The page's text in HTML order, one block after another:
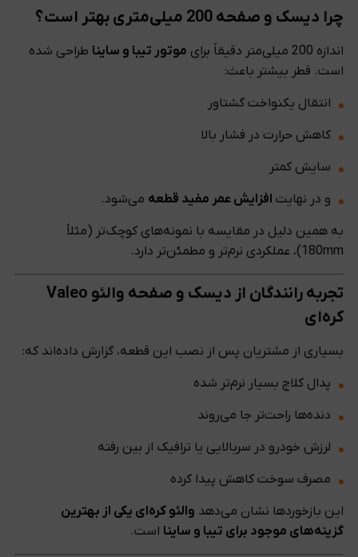
چرا دیسک و صفحه 200 میلی‌متری بهتر است؟
اندازه 200 میلی‌متر دقیقاً برای موتور تیبا و ساینا طراحی شده
است. قطر بیشتر باعث:
انتقال یکنواخت گشتاور
کاهش حرارت در فشار بالا
سایش کمتر
و در نهایت افزایش عمر مفید قطعه می‌شود.
به همین دلیل در مقایسه با نمونه‌های کوچک‌تر (مثلاً
180mm)، عملکردی نرم‌تر و مطمئن‌تر دارد.
تجربه رانندگان از دیسک و صفحه والئو Valeo
کره‌ای
بسیاری از مشتریان پس از نصب این قطعه، گزارش داده‌اند که:
پدال کلاچ بسیار نرم‌تر شده
دنده‌ها راحت‌تر جا می‌روند
لرزش خودرو در سربالایی یا ترافیک از بین رفته
مصرف سوخت کاهش پیدا کرده
این بازخوردها نشان می‌دهد والئو کره‌ای یکی از بهترین
گزینه‌های موجود برای تیبا و ساینا است.